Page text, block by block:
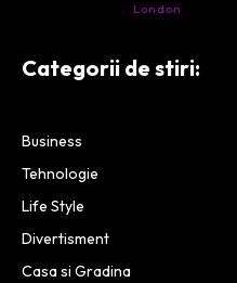
London
Categorii de stiri:
Business
Tehnologie
Life Style
Divertisment
Casa si Gradina